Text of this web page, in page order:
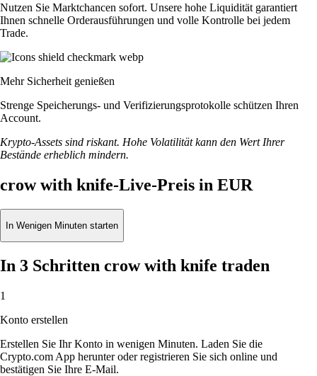
Nutzen Sie Marktchancen sofort. Unsere hohe Liquidität garantiert
Ihnen schnelle Orderausführungen und volle Kontrolle bei jedem
Trade.
Mehr Sicherheit genießen
Strenge Speicherungs- und Verifizierungsprotokolle schützen Ihren
Account.
Krypto-Assets sind riskant. Hohe Volatilität kann den Wert Ihrer
Bestände erheblich mindern.
crow with knife-Live-Preis in EUR
In Wenigen Minuten starten
In 3 Schritten crow with knife traden
1
Konto erstellen
Erstellen Sie Ihr Konto in wenigen Minuten. Laden Sie die
Crypto.com App herunter oder registrieren Sie sich online und
bestätigen Sie Ihre E-Mail.